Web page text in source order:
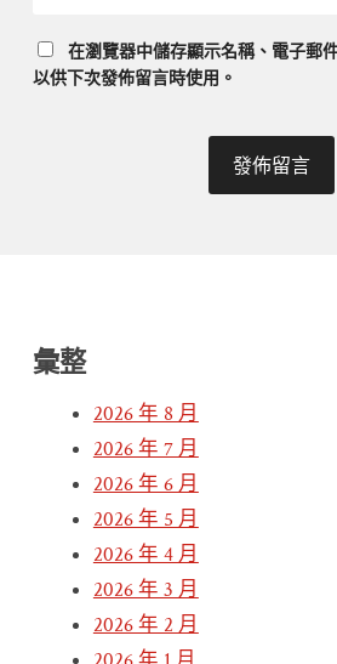
在瀏覽器中儲存顯示名稱、電子郵
以供下次發佈留言時使用。
彙整
2026 年 8 月
2026 年 7 月
2026 年 6 月
2026 年 5 月
2026 年 4 月
2026 年 3 月
2026 年 2 月